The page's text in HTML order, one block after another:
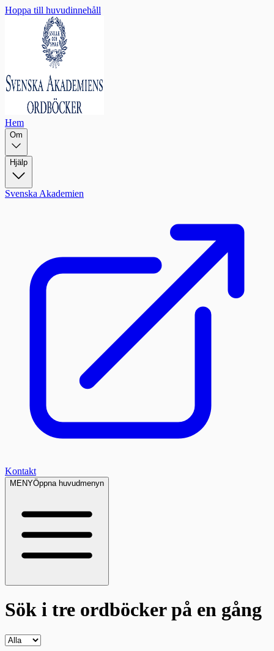
Hoppa till huvudinnehåll
Hem
Om
Hjälp
Svenska Akademien
Kontakt
MENYÖppna huvudmenyn
Sök i tre ordböckerpå en gång